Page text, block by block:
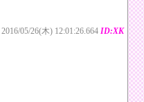
2016/05/26(木) 12:01:26.664 ID:XK